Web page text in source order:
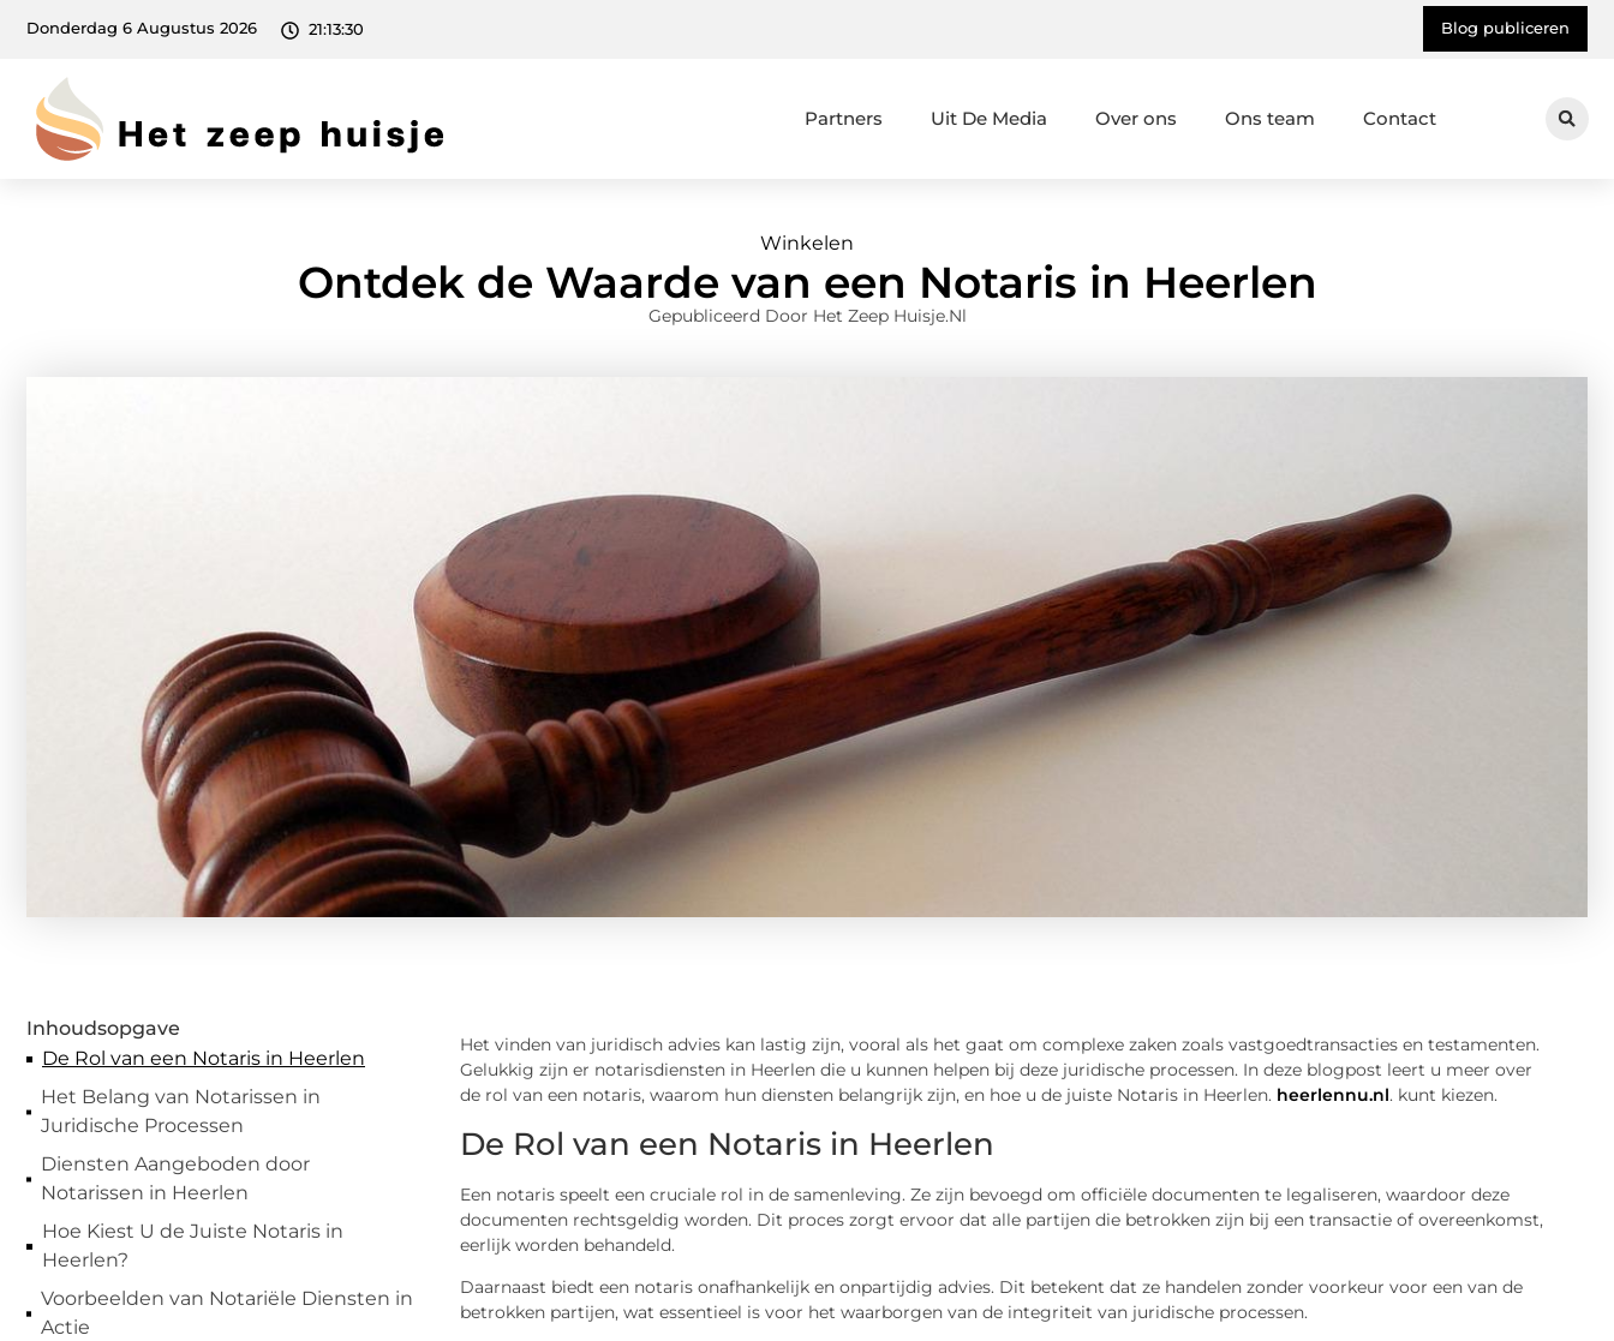
Donderdag 6 Augustus 2026 21:13:31 Blog publiceren
Partners Uit De Media Over ons Ons team Contact
Winkelen
Ontdek de Waarde van een Notaris in Heerlen
Gepubliceerd Door Het Zeep Huisje.nl
Inhoudsopgave
De Rol van een Notaris in Heerlen
Het Belang van Notarissen in
Juridische Processen
Diensten Aangeboden door
Notarissen in Heerlen
Hoe Kiest U de Juiste Notaris in
Heerlen?
Voorbeelden van Notariële Diensten in
Actie
Het vinden van juridisch advies kan lastig zijn, vooral als het gaat om complexe zaken zoals vastgoedtransacties en testamenten.
Gelukkig zijn er notarisdiensten in Heerlen die u kunnen helpen bij deze juridische processen. In deze blogpost leert u meer over
de rol van een notaris, waarom hun diensten belangrijk zijn, en hoe u de juiste Notaris in Heerlen. heerlennu.nl. kunt kiezen.
De Rol van een Notaris in Heerlen
Een notaris speelt een cruciale rol in de samenleving. Ze zijn bevoegd om officiële documenten te legaliseren, waardoor deze
documenten rechtsgeldig worden. Dit proces zorgt ervoor dat alle partijen die betrokken zijn bij een transactie of overeenkomst,
eerlijk worden behandeld.
Daarnaast biedt een notaris onafhankelijk en onpartijdig advies. Dit betekent dat ze handelen zonder voorkeur voor een van de
betrokken partijen, wat essentieel is voor het waarborgen van de integriteit van juridische processen.